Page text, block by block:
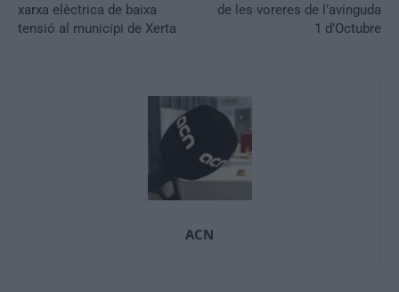
xarxa elèctrica de baixa
tensió al municipi de Xerta
de les voreres de l’avinguda
1 d’Octubre
ACN